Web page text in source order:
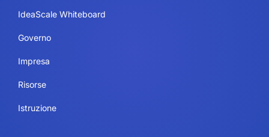
IdeaScale Whiteboard
Governo
Impresa
Risorse
Istruzione